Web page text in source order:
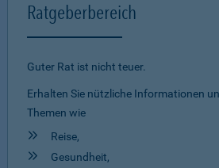
Ratgeberbereich
Guter Rat ist nicht teuer.
Erhalten Sie nützliche Informationen
Themen wie
Reise,
Gesundheit,